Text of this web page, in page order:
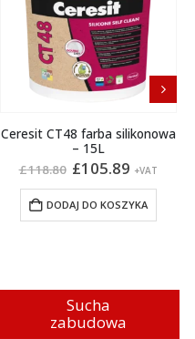
Ceresit CT48 farba silikonowa
– 15L
£118.80 Pierwotna
wynosiła:
£118.80.
£105.89 Aktualna
wynosi:
£105.89.
+VAT
DODAJ DO KOSZYKA
Sucha
zabudowa